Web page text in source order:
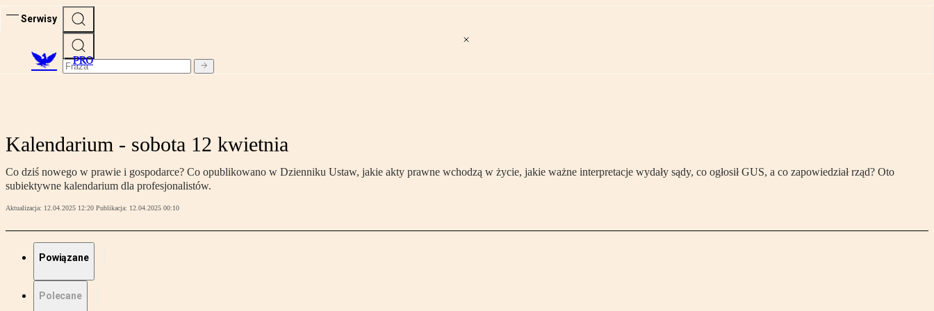
Serwisy
PRO
Kalendarium - sobota 12 kwietnia
Co dziś nowego w prawie i gospodarce? Co opublikowano w Dzienniku Ustaw, jakie akty prawne wchodzą w życie, jakie ważne interpretacje wydały sądy, co ogłosił GUS, a co zapowiedział rząd? Oto
subiektywne kalendarium dla profesjonalistów.
Aktualizacja: 12.04.2025 12:20 Publikacja: 12.04.2025 00:10
Powiązane
Polecane